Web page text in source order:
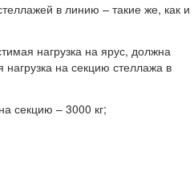
в линию – такие же, как и
нагрузка на ярус, должна
на секцию стеллажа в
секцию – 3000 кг;